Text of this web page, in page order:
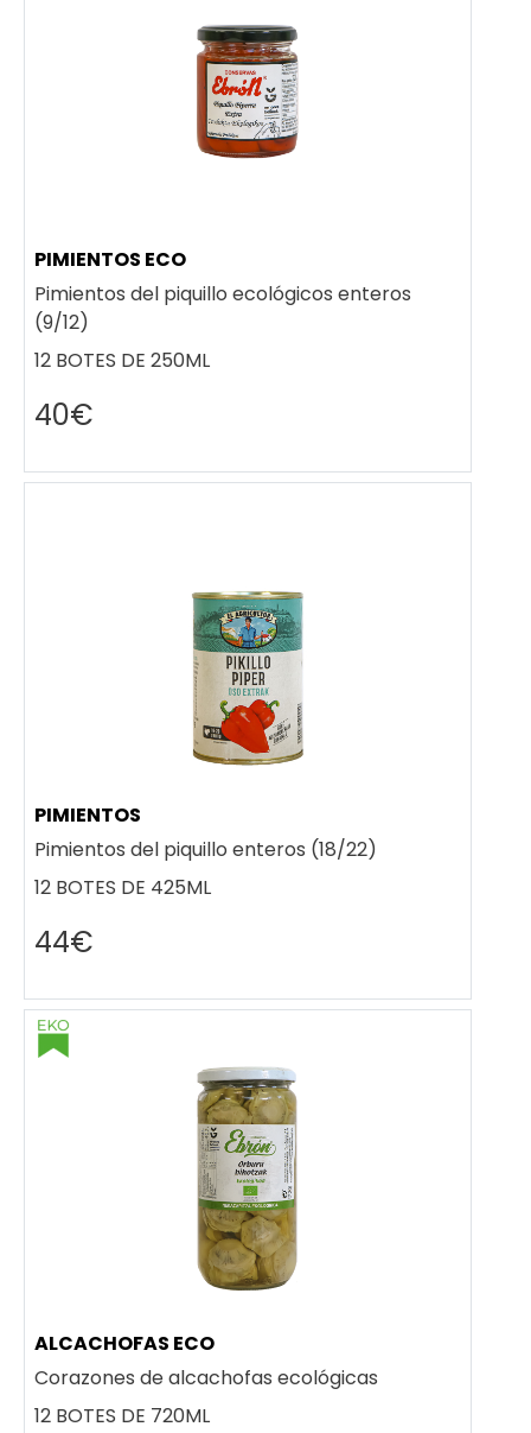
PIMIENTOS ECO
Pimientos del piquillo ecológicos enteros
(9/12)
12 BOTES DE 250ML
40€
PIMIENTOS
Pimientos del piquillo enteros (18/22)
12 BOTES DE 425ML
44€
ALCACHOFAS ECO
Corazones de alcachofas ecológicas
12 BOTES DE 720ML